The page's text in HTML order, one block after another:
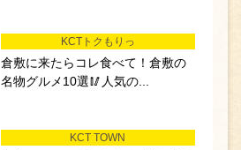
KCTトクもりっ
倉敷に来たらコレ食べて！倉敷の
名物グルメ10選🥢人気の...
KCT TOWN